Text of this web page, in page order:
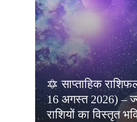
🔯 साप्ताहिक
16 अगस्त 2026) –
राशियों का विस्तृत